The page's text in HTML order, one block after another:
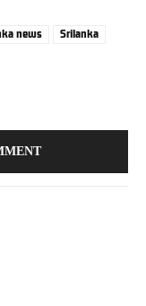
news
Srilanka